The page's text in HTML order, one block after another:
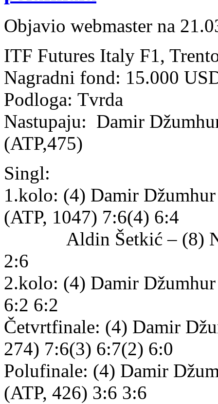
Objavio webmaster na
ITF Futures Italy F1,
Nagradni fond: 15.000
Podloga: Tvrda
Nastupaju: Damir
(ATP,475)
Singl:
1.kolo: (4) Damir
(ATP, 1047) 7:6(4) 6:4
Aldin Šetkić – (8)
2:6
2.kolo: (4) Damir
6:2 6:2
Četvrtfinale: (4) Damir
274) 7:6(3) 6:7(2) 6:0
Polufinale: (4) Damir
(ATP, 426) 3:6 3:6